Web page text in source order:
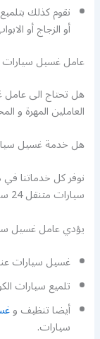
نقوم كذلك
أو الزجاج أو
عامل غسيل
هل تحتاج الى
العاملين المهرة و
هل خدمة غسيل
نوفر كل خدماتنا
سيارات متنقل 24 ساعة و على مدار الاسبوع.
يؤدي عامل غسيل
غسيل سيارات
تلميع سيارات
أيضا تنظيف و
سيارات.